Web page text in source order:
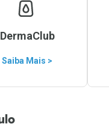
DermaClub
Saiba Mais >